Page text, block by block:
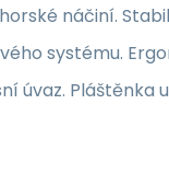
náčiní.
systému.
úvaz. Pláštěnka